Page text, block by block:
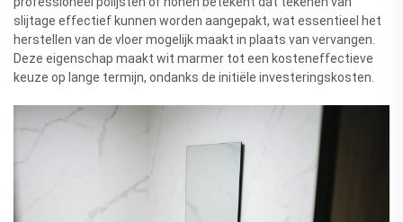
slijtage effectief kunnen worden aangepakt, wat essentieel het
herstellen van de vloer mogelijk maakt in plaats van vervangen.
Deze eigenschap maakt wit marmer tot een kosteneffectieve
keuze op lange termijn, ondanks de initiële investeringskosten.